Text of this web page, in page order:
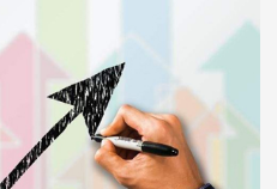
为律师
讨债合
法合
规，我
们公司